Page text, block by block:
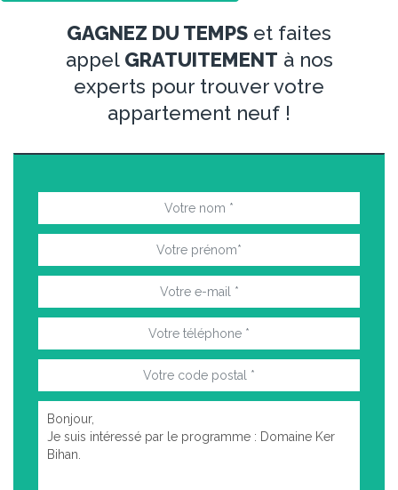
GAGNEZ DU TEMPS et faites
appel GRATUITEMENT à nos
experts pour trouver votre
appartement neuf !